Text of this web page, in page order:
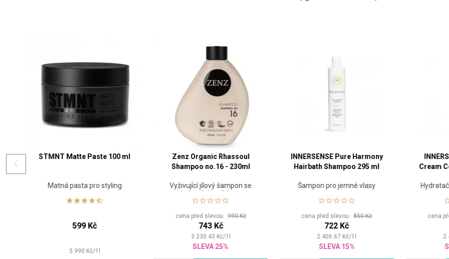
STMNT Matte Paste 100 ml
Matná pasta pro styling
599 Kč
5 990 Kč/1
Zenz Organic Rhassoul
Shampoo no.16 - 230ml
Vyživující jílový šampon se
zhebčujícím efektem
cena před slevou:990 Kč
743 Kč
3 230.43 Kč/1
SLEVA 25%
INNERSENSE Pure Harmony
Hairbath Shampoo 295 ml
Šampon pro jemné vlasy
cena před slevou:850 Kč
722 Kč
2 406.67 Kč/1
SLEVA 15%
Cream
cena
2